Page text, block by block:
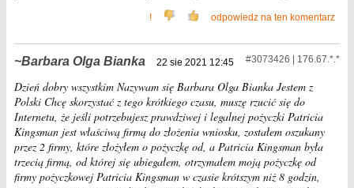
! odpowiedz na ten komentarz
Barbara Olga Bianka #3073426 | 176.67.*.*
22 sie 2021 12:45
Dzień dobry wszystkim Nazywam się Barbara Olga Bianka Jestem z
Polski Chcę skorzystać z tego krótkiego czasu, muszę rzucić się do
Internetu, że jeśli potrzebujesz prawdziwej i legalnej pożyczki Patricia
Kingsman jest właściwą firmą do złożenia wniosku, zostałem oszukany
przez 2 firmy, które złożyłem o pożyczkę od, a Patricia Kingsman była
trzecią firmą, od której się ubiegałem, otrzymałem moją pożyczkę od
firmy pożyczkowej Patricia Kingsman w czasie krótszym niż 8 godzin,